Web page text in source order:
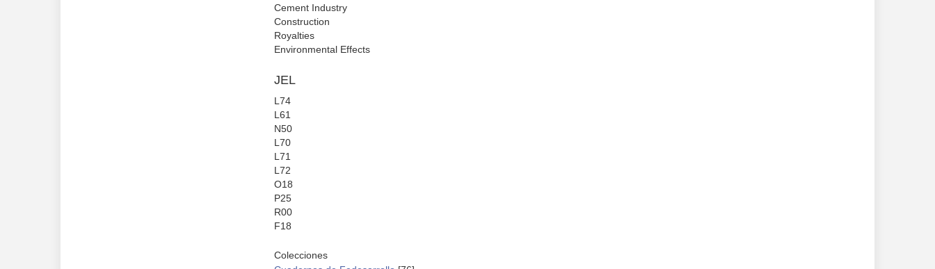
Cement Industry
Construction
Royalties
Environmental Effects
JEL
L74
L61
N50
L70
L71
L72
O18
P25
R00
F18
Colecciones